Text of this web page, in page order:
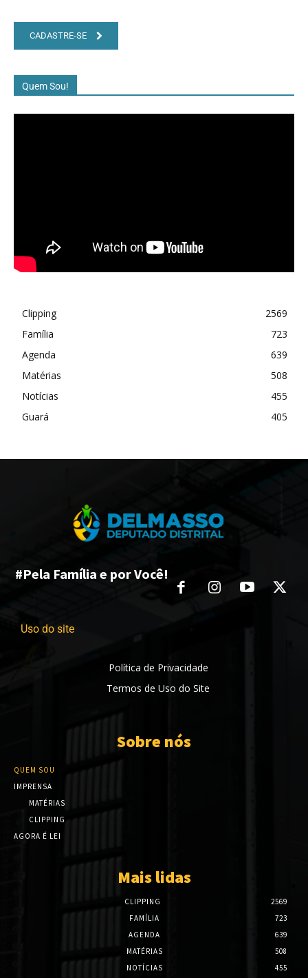
CADASTRE-SE
Quem Sou!
Clipping
2569
Família
723
Agenda
639
Matérias
508
Notícias
455
Guará
405
#Pela Família e por Você!
Uso do site
Política de Privacidade
Termos de Uso do Site
Sobre nós
QUEM SOU
IMPRENSA
MATÉRIAS
CLIPPING
AGORA É LEI
Mais lidas
CLIPPING
2569
FAMÍLIA
723
AGENDA
639
MATÉRIAS
508
NOTÍCIAS
455